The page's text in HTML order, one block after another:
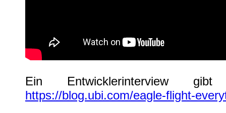
Ein Entwicklerinterview
https://blog.ubi.com/eagle-flight-